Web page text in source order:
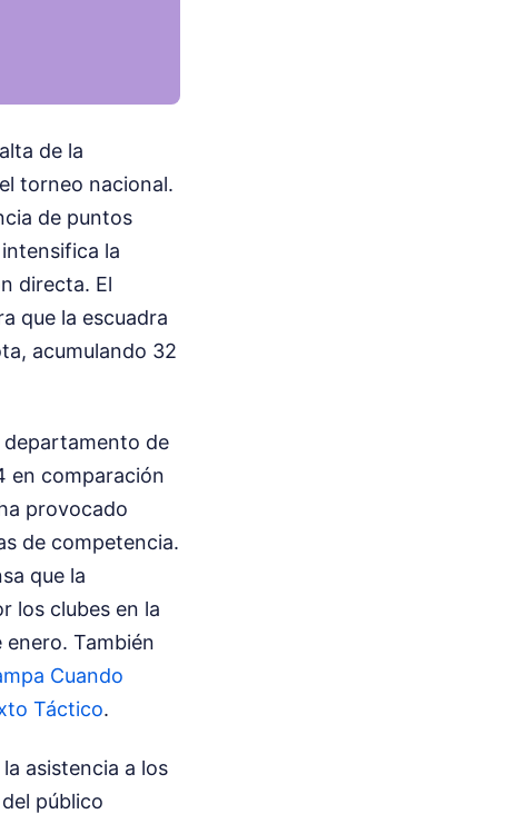
de la
torneo nacional.
de puntos
la
directa. El
que la escuadra
acumulando 32
departamento de
en comparación
provocado
de competencia.
que la
los clubes en la
enero. También
Cuando
Táctico.
asistencia a los
público